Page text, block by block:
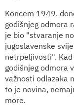
Koncem 1949.
godišnjeg odmora
je bio "stvaranje
jugoslavenske
netrpeljivosti".
godišnjeg odmora
važnosti odlazaka
to je novina,
more.